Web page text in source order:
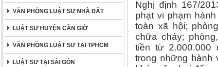
VĂN PHÒNG LUẬT SƯ NHÀ ĐẤT
LUẬT SƯ HUYỆN CẦN GIỜ
VĂN PHÒNG LUẬT SƯ TẠI TPHCM
LUẬT SƯ TẠI SÀI GÒN
Nghị định 167/
phạt vi phạm
toàn xã hội;
chữa cháy;
tiền từ 2.000.000
trong những hành